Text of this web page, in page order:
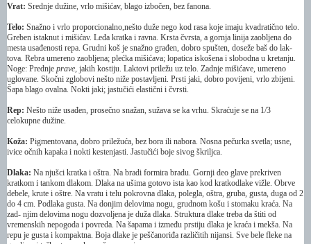
Vrat: Srednje dužine, vrlo mišićav, blago izbočen, bez fanona.
Telo: Snažno i vrlo proporcionalno,nešto duže nego kod rasa koje imaju kvadratično telo.
Greben istaknut i mišićav. Leđa kratka i ravna. Krsta čvrsta, a gornja linija zaobljena do
mesta usađenosti repa. Grudni koš je snažno građen, dobro spušten, doseže baš do lak-
tova. Rebra umereno zaobljena; plećka mišićava; lopatica iskošena i slobodna u kretanju.
Noge: Prednje prave, jakih kostiju. Laktovi priležu uz telo. Zadnje mišićave, umereno
uglovane. Skočni zglobovi nešto niže postavljeni. Prsti jaki, dobro povijeni, vrlo zbijeni.
Šapa blago ovalna. Nokti jaki; jastučići elastični i čvrsti.
Rep: Nešto niže usađen, prosečno snažan, sužava se ka vrhu. Skraćuje se na 1/3
celokupne dužine.
Koža: Pigmentovana, dobro priležuća, bez bora ili nabora. Nosna pečurka svetla; usne,
ivice očnih kapaka i nokti kestenjasti. Jastučići boje sivog škriljca.
Dlaka: Na njušci kratka i oštra. Na bradi formira bradu. Gornji deo glave prekriven
kratkom i tankom dlakom. Dlaka na ušima gotovo ista kao kod kratkodlake vižle. Obrve
debele, krute i oštre. Na vratu i telu pokrovna dlaka, polegla, oštra, gruba, gusta, duga od 2
do 4 cm. Podlaka gusta. Na donjim delovima nogu, grudnom košu i stomaku kraća. Na
zad- njim delovima nogu dozvoljena je duža dlaka. Struktura dlake treba da štiti od
vremenskih nepogoda i povreda. Na šapama i između prstiju dlaka je kraća i mekša. Na
repu je gusta i kompaktna. Boja dlake je peščanoriđa različitih nijansi. Sve bele fleke na